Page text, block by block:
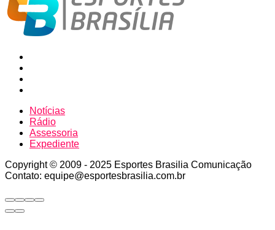
Notícias
Rádio
Assessoria
Expediente
Copyright © 2009 - 2025 Esportes Brasilia Comunicação
Contato: equipe@esportesbrasilia.com.br